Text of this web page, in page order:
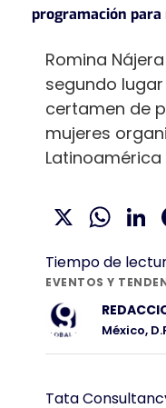
programación
X
Tiempo de
EVENTOS Y
Romina
segundo
certamen de
mujeres
Latinoamérica
México,
Tata